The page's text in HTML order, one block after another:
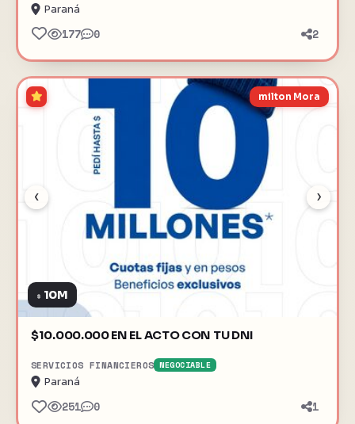
Paraná
177 0 2
‹ ›
milton Mora
$ 10M
$10.000.000 EN EL ACTO CON TU DNI
SERVICIOS FINANCIEROS NEGOCIABLE
Paraná
251 0 1